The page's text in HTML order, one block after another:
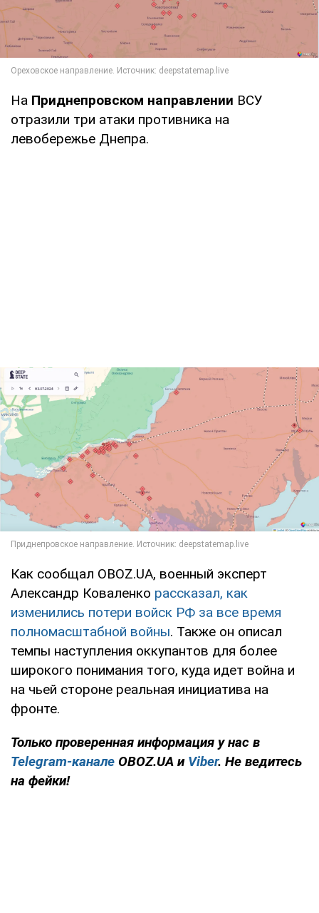
На Приднепровском направлении ВСУ
отразили три атаки противника на
левобережье Днепра.
Как сообщал OBOZ.UA, военный эксперт
Александр Коваленко рассказал, как
изменились потери войск РФ за все время
полномасштабной войны. Также он описал
темпы наступления оккупантов для более
широкого понимания того, куда идет война и
на чьей стороне реальная инициатива на
фронте.
Только проверенная информация у нас в
Telegram-канале OBOZ.UA и Viber. Не ведитесь
на фейки!